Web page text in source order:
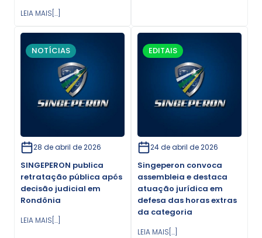
LEIA MAIS[...]
NOTÍCIAS
28 de abril de 2026
SINGEPERON publica
retratação pública após
decisão judicial em
Rondônia
LEIA MAIS[...]
EDITAIS
24 de abril de 2026
Singeperon convoca
assembleia e destaca
atuação jurídica em
defesa das horas extras
da categoria
LEIA MAIS[...]